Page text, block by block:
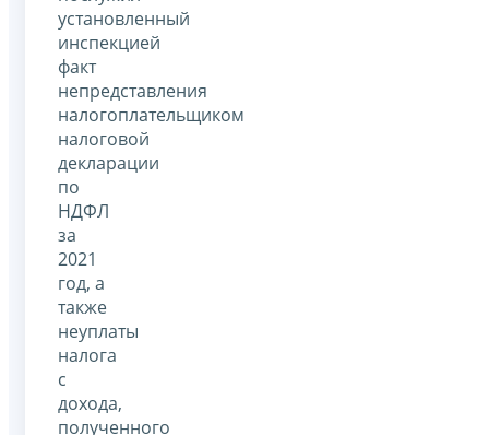
установленный
инспекцией
факт
непредставления
налогоплательщиком
налоговой
декларации
по
НДФЛ
за
2021
год, а
также
неуплаты
налога
с
дохода,
полученного